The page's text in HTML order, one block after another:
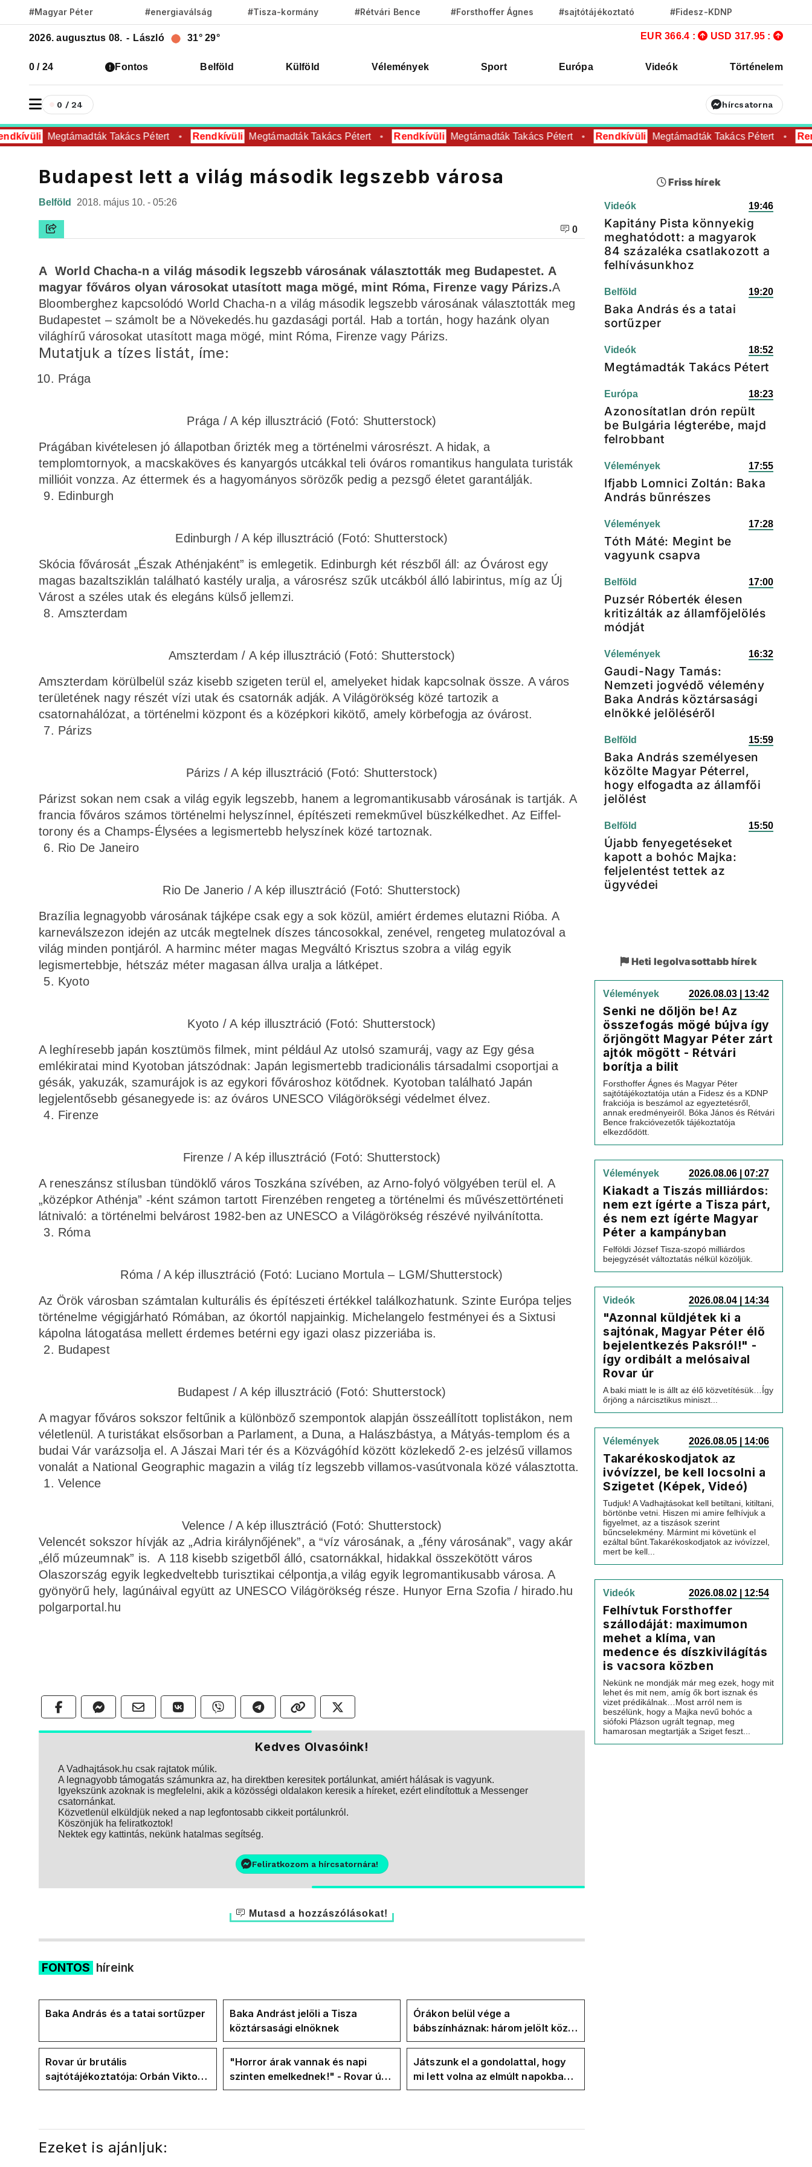
#Magyar Péter #energiaválság #Tisza-kormány #Rétvári Bence #Forsthoffer Ágnes #sajtótájékoztató #Fidesz-KDNP
2026. augusztus 08. - László 31° 29° EUR 366.4 : USD 317.95 :
0 / 24 Fontos Belföld Külföld Vélemények Sport Európa Videók Történelem
0 / 24 hírcsatorna
Megtámadták Takács Pétert Rendkívüli Megtámadták Takács Pétert Rendkívüli Megtámadták Takács Pétert Rendkívüli Megtámadták Takács Pétert
Budapest lett a világ második legszebb városa
Belföld 2018. május 10. - 05:26
0
A World Chacha-n a világ második legszebb városának választották meg Budapestet. A
magyar főváros olyan városokat utasított maga mögé, mint Róma, Firenze vagy Párizs.A
Bloomberghez kapcsolódó World Chacha-n a világ második legszebb városának választották meg
Budapestet – számolt be a Növekedés.hu gazdasági portál. Hab a tortán, hogy hazánk olyan
világhírű városokat utasított maga mögé, mint Róma, Firenze vagy Párizs.
Mutatjuk a tízes listát, íme:
Prága
Prága / A kép illusztráció (Fotó: Shutterstock)
Prágában kivételesen jó állapotban őrizték meg a történelmi városrészt. A hidak, a
templomtornyok, a macskaköves és kanyargós utcákkal teli óváros romantikus hangulata turisták
millióit vonzza. Az éttermek és a hagyományos sörözők pedig a pezsgő életet garantálják.
Edinburgh
Edinburgh / A kép illusztráció (Fotó: Shutterstock)
Skócia fővárosát „Észak Athénjaként” is emlegetik. Edinburgh két részből áll: az Óvárost egy
magas bazaltsziklán található kastély uralja, a városrész szűk utcákból álló labirintus, míg az Új
Várost a széles utak és elegáns külső jellemzi.
Amszterdam
Amszterdam / A kép illusztráció (Fotó: Shutterstock)
Amszterdam körülbelül száz kisebb szigeten terül el, amelyeket hidak kapcsolnak össze. A város
területének nagy részét vízi utak és csatornák adják. A Világörökség közé tartozik a
csatornahálózat, a történelmi központ és a középkori kikötő, amely körbefogja az óvárost.
Párizs
Párizs / A kép illusztráció (Fotó: Shutterstock)
Párizst sokan nem csak a világ egyik legszebb, hanem a legromantikusabb városának is tartják. A
francia főváros számos történelmi helyszínnel, építészeti remekművel büszkélkedhet. Az Eiffel-
torony és a Champs-Élysées a legismertebb helyszínek közé tartoznak.
Rio De Janeiro
Rio De Janerio / A kép illusztráció (Fotó: Shutterstock)
Brazília legnagyobb városának tájképe csak egy a sok közül, amiért érdemes elutazni Rióba. A
karneválszezon idején az utcák megtelnek díszes táncosokkal, zenével, rengeteg mulatozóval a
világ minden pontjáról. A harminc méter magas Megváltó Krisztus szobra a világ egyik
legismertebbje, hétszáz méter magasan állva uralja a látképet.
Kyoto
Kyoto / A kép illusztráció (Fotó: Shutterstock)
A leghíresebb japán kosztümös filmek, mint például Az utolsó szamuráj, vagy az Egy gésa
emlékiratai mind Kyotoban játszódnak: Japán legismertebb tradicionális társadalmi csoportjai a
gésák, yakuzák, szamurájok is az egykori fővároshoz kötődnek. Kyotoban található Japán
legjelentősebb gésanegyede is: az óváros UNESCO Világörökségi védelmet élvez.
Firenze
Firenze / A kép illusztráció (Fotó: Shutterstock)
A reneszánsz stílusban tündöklő város Toszkána szívében, az Arno-folyó völgyében terül el. A
„középkor Athénja” -ként számon tartott Firenzében rengeteg a történelmi és művészettörténeti
látnivaló: a történelmi belvárost 1982-ben az UNESCO a Világörökség részévé nyilvánította.
Róma
Róma / A kép illusztráció (Fotó: Luciano Mortula – LGM/Shutterstock)
Az Örök városban számtalan kulturális és építészeti értékkel találkozhatunk. Szinte Európa teljes
történelme végigjárható Rómában, az ókortól napjainkig. Michelangelo festményei és a Sixtusi
kápolna látogatása mellett érdemes betérni egy igazi olasz pizzeriába is.
Budapest
Budapest / A kép illusztráció (Fotó: Shutterstock)
A magyar főváros sokszor feltűnik a különböző szempontok alapján összeállított toplistákon, nem
véletlenül. A turistákat elsősorban a Parlament, a Duna, a Halászbástya, a Mátyás-templom és a
budai Vár varázsolja el. A Jászai Mari tér és a Közvágóhíd között közlekedő 2-es jelzésű villamos
vonalát a National Geographic magazin a világ tíz legszebb villamos-vasútvonala közé választotta.
Velence
Velence / A kép illusztráció (Fotó: Shutterstock)
Velencét sokszor hívják az „Adria királynőjének”, a “víz városának, a „fény városának”, vagy akár
„élő múzeumnak” is. A 118 kisebb szigetből álló, csatornákkal, hidakkal összekötött város
Olaszország egyik legkedveltebb turisztikai célpontja,a világ egyik legromantikusabb városa. A
gyönyörű hely, lagúnáival együtt az UNESCO Világörökség része. Hunyor Erna Szofia / hirado.hu
polgarportal.hu
Kedves Olvasóink!
A Vadhajtások.hu csak rajtatok múlik.
A legnagyobb támogatás számunkra az, ha direktben keresitek portálunkat, amiért hálásak is vagyunk.
Igyekszünk azoknak is megfelelni, akik a közösségi oldalakon keresik a híreket, ezért elindítottuk a Messenger
csatornánkat.
Közvetlenül elküldjük neked a nap legfontosabb cikkeit portálunkról.
Köszönjük ha feliratkoztok!
Nektek egy kattintás, nekünk hatalmas segítség.
Feliratkozom a hírcsatornára!
Mutasd a hozzászólásokat!
FONTOS híreink
Baka András és a tatai sortűzper
Baka Andrást jelöli a Tisza
köztársasági elnöknek
Órákon belül vége a
bábszínháznak: három jelölt közül
"választ" ma államfőt a Tisza-
frakció
Rovar úr brutális
sajtótájékoztatója: Orbán Viktor
és a Vadhajtások a felelős a
"Horror árak vannak és napi
szinten emelkednek!" - Rovar úr
Facebook-oldalán lázadnak a
Játszunk el a gondolattal, hogy
mi lett volna az elmúlt napokban
rezsicsökkentés nélkül
Ezeket is ajánljuk:
Friss hírek
Videók 19:46
Kapitány Pista könnyekig
meghatódott: a magyarok
84 százaléka csatlakozott a
felhívásunkhoz
Belföld 19:20
Baka András és a tatai
sortűzper
Videók 18:52
Megtámadták Takács Pétert
Európa 18:23
Azonosítatlan drón repült
be Bulgária légterébe, majd
felrobbant
Vélemények 17:55
Ifjabb Lomnici Zoltán: Baka
András bűnrészes
Vélemények 17:28
Tóth Máté: Megint be
vagyunk csapva
Belföld 17:00
Puzsér Róberték élesen
kritizálták az államfőjelölés
módját
Vélemények 16:32
Gaudi-Nagy Tamás:
Nemzeti jogvédő vélemény
Baka András köztársasági
elnökké jelöléséről
Belföld 15:59
Baka András személyesen
közölte Magyar Péterrel,
hogy elfogadta az államfői
jelölést
Belföld 15:50
Újabb fenyegetéseket
kapott a bohóc Majka:
feljelentést tettek az
ügyvédei
Heti legolvasottabb hírek
Vélemények 2026.08.03 | 13:42
Senki ne dőljön be! Az
összefogás mögé bújva így
őrjöngött Magyar Péter zárt
ajtók mögött - Rétvári
borítja a bilit
Forsthoffer Ágnes és Magyar Péter
sajtótájékoztatója után a Fidesz és a KDNP
frakciója is beszámol az egyeztetésről,
annak eredményeiről. Bóka János és Rétvári
Bence frakcióvezetők tájékoztatója
elkezdődött.
Vélemények 2026.08.06 | 07:27
Kiakadt a Tiszás milliárdos:
nem ezt ígérte a Tisza párt,
és nem ezt ígérte Magyar
Péter a kampányban
Felföldi József Tisza-szopó milliárdos
bejegyzését változtatás nélkül közöljük.
Videók 2026.08.04 | 14:34
"Azonnal küldjétek ki a
sajtónak, Magyar Péter élő
bejelentkezés Paksról!" -
így ordibált a melósaival
Rovar úr
A baki miatt le is állt az élő közvetítésük…Így
őrjöng a nárcisztikus miniszt...
Vélemények 2026.08.05 | 14:06
Takarékoskodjatok az
ivóvízzel, be kell locsolni a
Szigetet (Képek, Videó)
Tudjuk! A Vadhajtásokat kell betiltani, kitiltani,
börtönbe vetni. Hiszen mi amire felhívjuk a
figyelmet, az a tiszások szerint
bűncselekmény. Mármint mi követünk el
ezáltal bűnt.Takarékoskodjatok az ivóvízzel,
mert be kell...
Videók 2026.08.02 | 12:54
Felhívtuk Forsthoffer
szállodáját: maximumon
mehet a klíma, van
medence és díszkivilágítás
is vacsora közben
Nekünk ne mondják már meg ezek, hogy mit
lehet és mit nem, amíg ők bort isznak és
vizet prédikálnak…Most arról nem is
beszélünk, hogy a Majka nevű bohóc a
siófoki Plázson ugrált tegnap, meg
hamarosan megtartják a Sziget feszt...